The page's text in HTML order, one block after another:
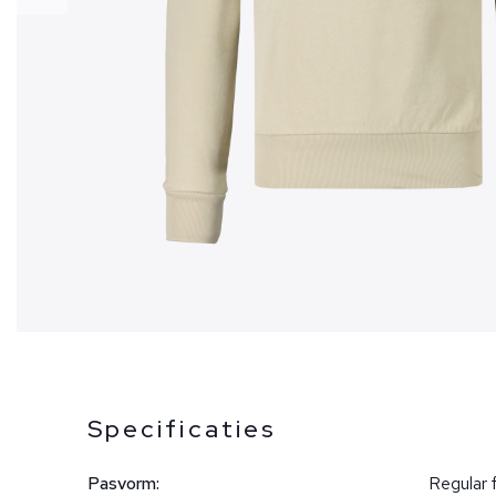
Specificaties
Pasvorm: Regular